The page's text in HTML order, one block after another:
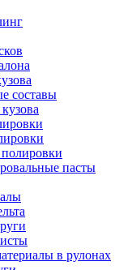
составы
пасты
в рулонах